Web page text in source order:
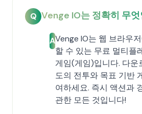
Q Venge IO는 정확히 무
AVenge IO는 웹 브라우
할 수 있는 무료 멀티플
게임(게임)입니다. 다운
도의 전투와 목표 기반
여하세요. 즉시 액션과
관한 모든 것입니다!